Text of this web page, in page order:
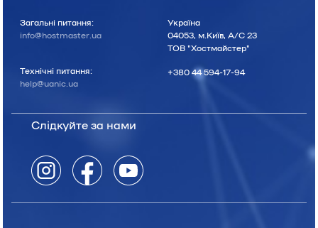
Загальні питання:
info@hostmaster.ua
Технічні питання:
help@uanic.ua
Україна
04053, м.Київ, А/С 23
ТОВ "Хостмайстер"
+380 44 594-17-94
Слідкуйте за нами